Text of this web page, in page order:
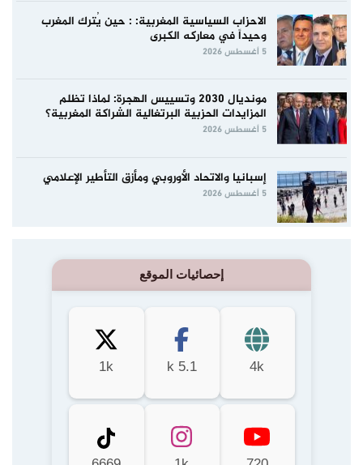
الاحزاب السياسية المغربية: : حين يُترك المغرب
وحيداً في معاركه الكبرى
5 أغسطس 2026
مونديال 2030 وتسييس الهجرة: لماذا تظلم
المزايدات الحزبية البرتغالية الشراكة المغربية؟
5 أغسطس 2026
إسبانيا والاتحاد الأوروبي ومأزق التأطير الإعلامي
5 أغسطس 2026
إحصائيات الموقع
4k
5.1 k
1k